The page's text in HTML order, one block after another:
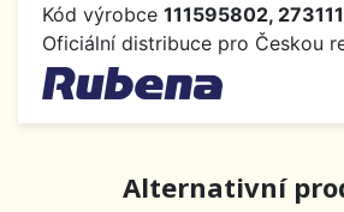
Kód výrobce 111595802,
Oficiální distribuce pro Českou
Alternativní